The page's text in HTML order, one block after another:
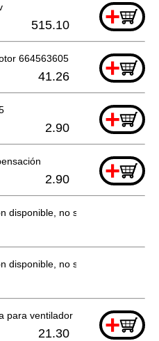
+
515.10
664563605 +
41.26
+
2.90
+
2.90
disponible, no se puede pedir
disponible, no se puede pedir
para ventilador +
21.30